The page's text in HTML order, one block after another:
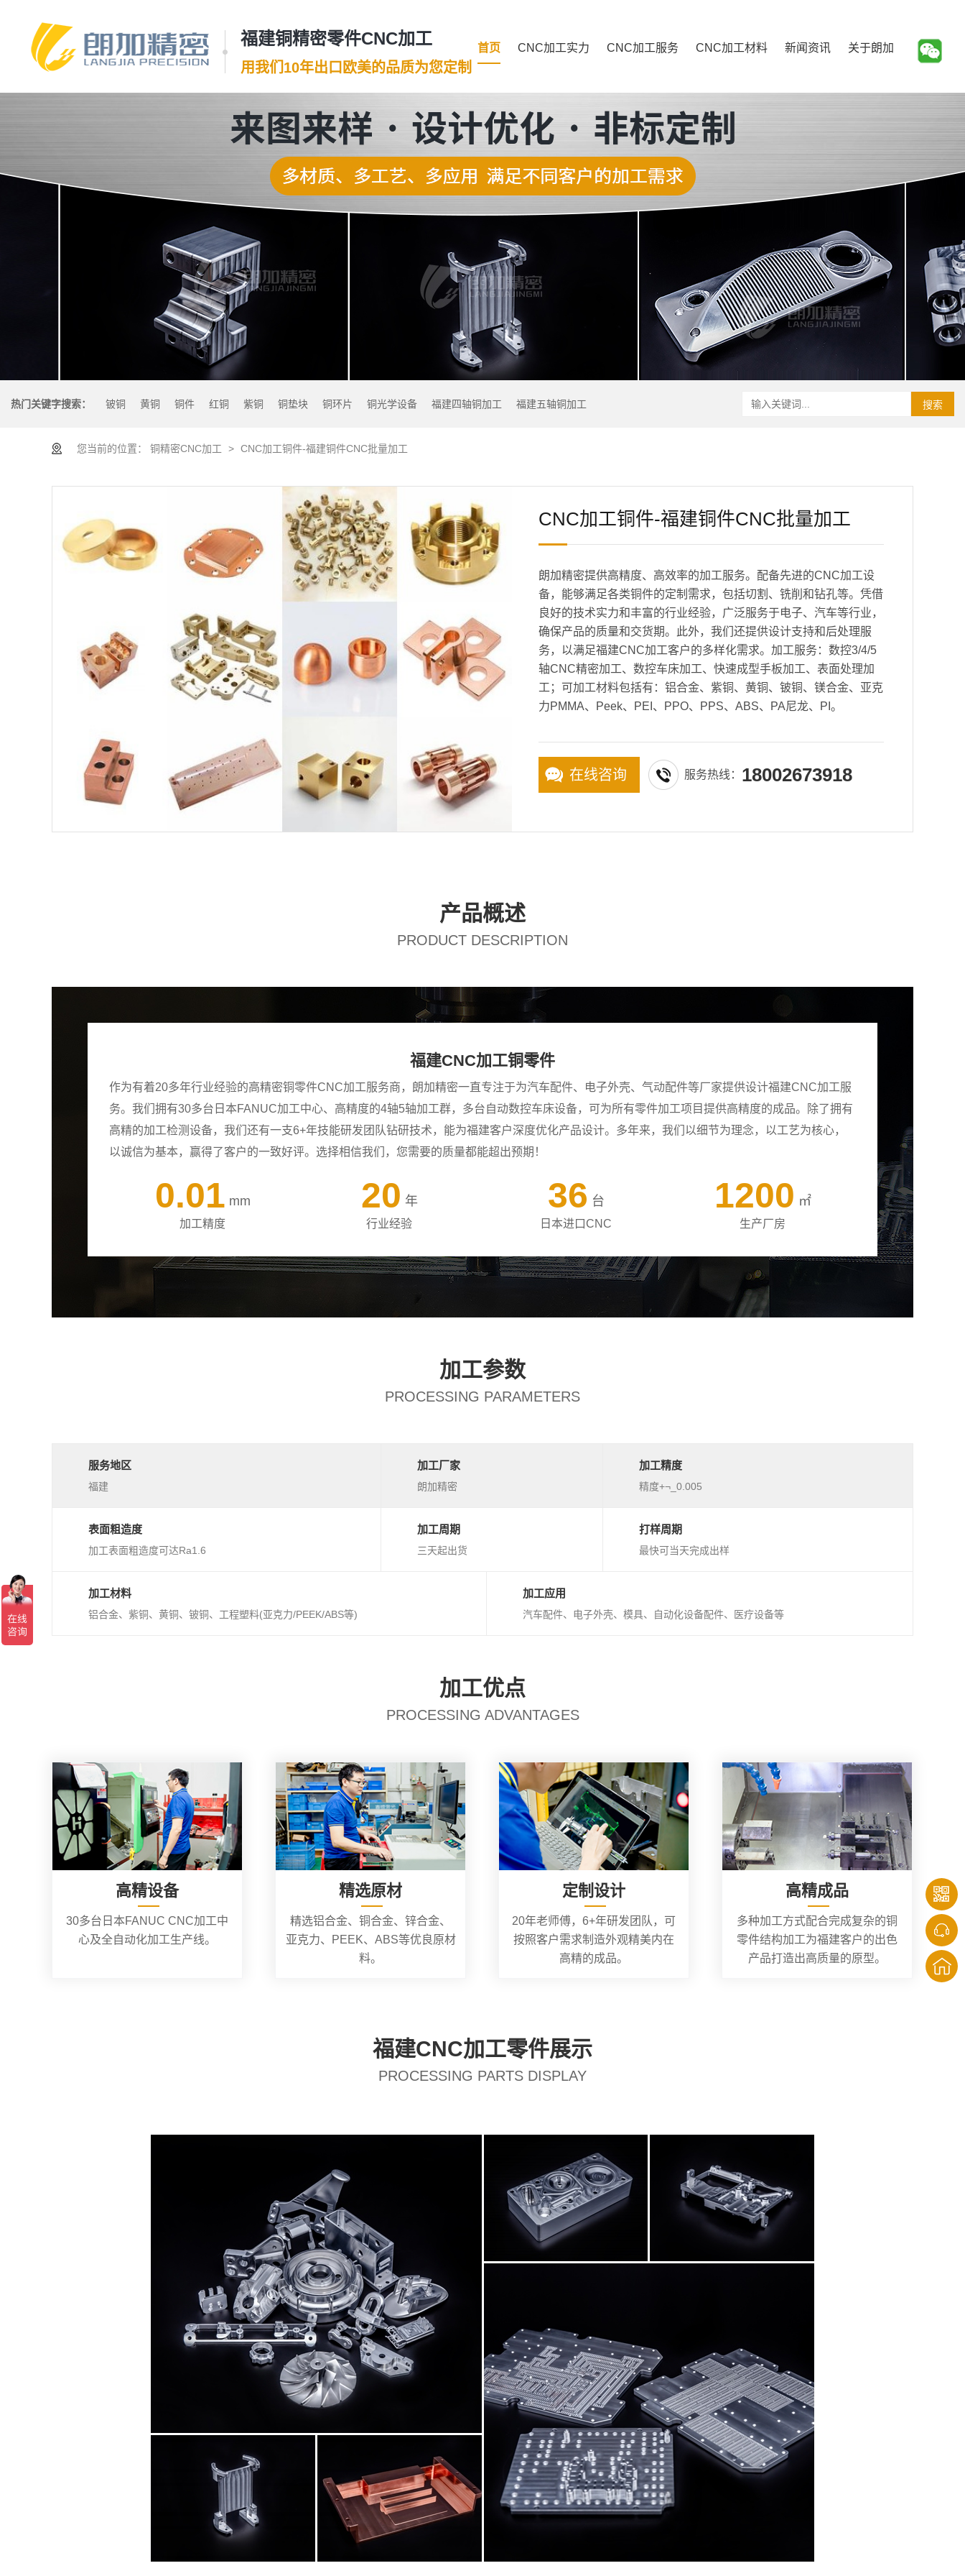
福建铜精密零件CNC加工
用我们10年出口欧美的品质为您定制
首页 CNC加工实力 CNC加工服务 CNC加工材料 新闻资讯 关于朗加
热门关键字搜索： 铍铜 黄铜 铜件 红铜 紫铜 铜垫块 铜环片 铜光学设备 福建四轴铜加工 福建五轴铜加工 搜索
您当前的位置： 铜精密CNC加工 > CNC加工铜件-福建铜件CNC批量加工
CNC加工铜件-福建铜件CNC批量加工
朗加精密提供高精度、高效率的加工服务。配备先进的CNC加工设
备，能够满足各类铜件的定制需求，包括切割、铣削和钻孔等。凭借
良好的技术实力和丰富的行业经验，广泛服务于电子、汽车等行业，
确保产品的质量和交货期。此外，我们还提供设计支持和后处理服
务，以满足福建CNC加工客户的多样化需求。加工服务：数控3/4/5
轴CNC精密加工、数控车床加工、快速成型手板加工、表面处理加
工；可加工材料包括有：铝合金、紫铜、黄铜、铍铜、镁合金、亚克
力PMMA、Peek、PEI、PPO、PPS、ABS、PA尼龙、PI。
在线咨询 服务热线： 18002673918
产品概述
PRODUCT DESCRIPTION
福建CNC加工铜零件
作为有着20多年行业经验的高精密铜零件CNC加工服务商，朗加精密一直专注于为汽车配件、电子外壳、气动配件等厂家提供设计福建CNC加工服
务。我们拥有30多台日本FANUC加工中心、高精度的4轴5轴加工群，多台自动数控车床设备，可为所有零件加工项目提供高精度的成品。除了拥有
高精的加工检测设备，我们还有一支6+年技能研发团队钻研技术，能为福建客户深度优化产品设计。多年来，我们以细节为理念，以工艺为核心，
以诚信为基本，赢得了客户的一致好评。选择相信我们，您需要的质量都能超出预期！
0.01 mm
加工精度
20 年
行业经验
36 台
日本进口CNC
1200 ㎡
生产厂房
加工参数
PROCESSING PARAMETERS
服务地区
福建
加工厂家
朗加精密
加工精度
精度+¬_0.005
表面粗造度
加工表面粗造度可达Ra1.6
加工周期
三天起出货
打样周期
最快可当天完成出样
加工材料
铝合金、紫铜、黄铜、铍铜、工程塑料(亚克力/PEEK/ABS等)
加工应用
汽车配件、电子外壳、模具、自动化设备配件、医疗设备等
加工优点
PROCESSING ADVANTAGES
高精设备
30多台日本FANUC CNC加工中
心及全自动化加工生产线。
精选原材
精选铝合金、铜合金、锌合金、
亚克力、PEEK、ABS等优良原材
料。
定制设计
20年老师傅，6+年研发团队，可
按照客户需求制造外观精美内在
高精的成品。
高精成品
多种加工方式配合完成复杂的铜
零件结构加工为福建客户的出色
产品打造出高质量的原型。
福建CNC加工零件展示
PROCESSING PARTS DISPLAY